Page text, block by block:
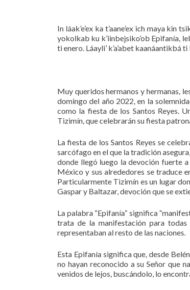
In láak’e’ex ka t’aane’ex ich maya kin
yokolkab ku k’iinbejsiko’ob Epifanía,
ti enero. Láayli’ k’a’abet kaanáantikbá ti
Muy queridos hermanos y hermanas,
domingo del año 2022, en la
como la fiesta de los Santos Reyes.
Tizimín, que celebrarán su fiesta
La fiesta de los Santos Reyes se
sarcófago en el que la tradición
donde llegó luego la devoción fuerte
México y sus alrededores se traduce
Particularmente Tizimín es un lugar
Gaspar y Baltazar, devoción que se
La palabra “Epifanía” significa
trata de la manifestación para todas
representaban al resto de las naciones.
Esta Epifanía significa que, desde
no hayan reconocido a su Señor que
venidos de lejos, buscándolo, lo